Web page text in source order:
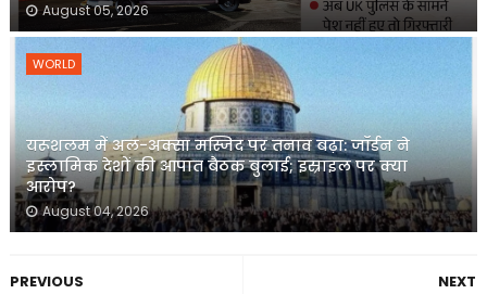
August 05, 2026
WORLD
यरूशलम में अल-अक्सा मस्जिद पर तनाव बढ़ा: जॉर्डन ने
इस्लामिक देशों की आपात बैठक बुलाई; इस्राइल पर क्या
आरोप?
August 04, 2026
NEXT
PREVIOUS